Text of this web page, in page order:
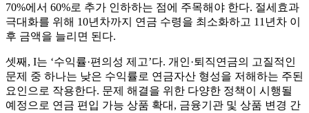
70%에서 60%로 추가 인하하는 점에 주목해야 한다. 절세효과
극대화를 위해 10년차까지 연금 수령을 최소화하고 11년차 이
후 금액을 늘리면 된다.
셋째, I는 ‘수익률·편의성 제고’다. 개인·퇴직연금의 고질적인
문제 중 하나는 낮은 수익률로 연금자산 형성을 저해하는 주된
요인으로 작용한다. 문제 해결을 위한 다양한 정책이 시행될
예정으로 연금 편입 가능 상품 확대, 금융기관 및 상품 변경 간